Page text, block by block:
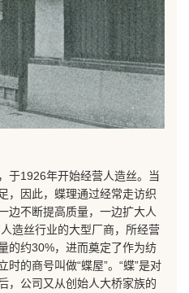
于1926年开始经营人造丝。当
，因此，蝶理通过经常走访织
边不断提高质量，一边扩大人
造丝行业的大型厂商，所经营
的约30%，进而奠定了作为纺
的商号叫做“蝶屋”。“蝶”是对
，公司又从创始人大桥家族的